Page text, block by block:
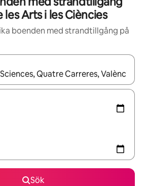
Arts i les Ciències
boenden med strandtillgång på
kan du navigera med upp- och
Sök